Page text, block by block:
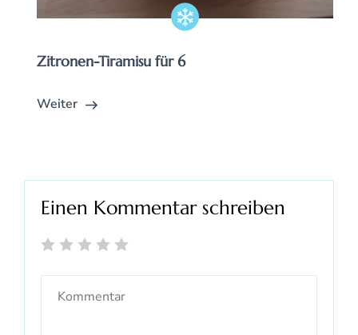
Zitronen-Tiramisu für 6
Weiter
Einen Kommentar schreiben